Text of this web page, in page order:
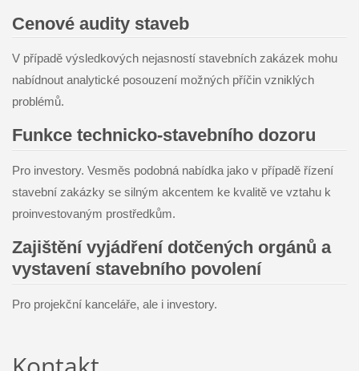
Cenové audity staveb
V případě výsledkových nejasností stavebních zakázek mohu
nabídnout analytické posouzení možných příčin vzniklých
problémů.
Funkce technicko-stavebního dozoru
Pro investory. Vesměs podobná nabídka jako v případě řízení
stavební zakázky se silným akcentem ke kvalitě ve vztahu k
proinvestovaným prostředkům.
Zajištění vyjádření dotčených orgánů a
vystavení stavebního povolení
Pro projekční kanceláře, ale i investory.